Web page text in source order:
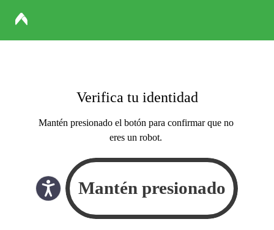
Verifica tu identidad
Mantén presionado el botón para confirmar que no
eres un robot.